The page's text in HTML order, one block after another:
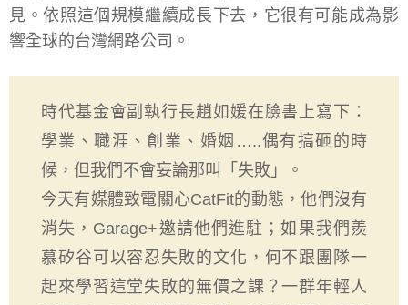
見。依照這個規模繼續成長下去，它很有可能成為影
響全球的台灣網路公司。
時代基金會副執行長趙如媛在臉書上寫下：
學業、職涯、創業、婚姻…..偶有搞砸的時
候，但我們不會妄論那叫「失敗」。
今天有媒體致電關心CatFit的動態，他們沒有
消失，Garage+邀請他們進駐；如果我們羨
慕矽谷可以容忍失敗的文化，何不跟團隊一
起來學習這堂失敗的無價之課？一群年輕人